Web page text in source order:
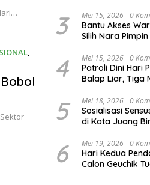
,
Pesantren Darul
3 Mei 15, 2026 0
Bantu Akses
Silih Nara
4 Mei 15, 2026 0
Patroli Dini Hari
Balap Liar, Tiga
5 Mei 18, 2026 0
Sosialisasi
di Kota Juang
6 Mei 19, 2026 0
Hari Kedua
Calon Geuchik